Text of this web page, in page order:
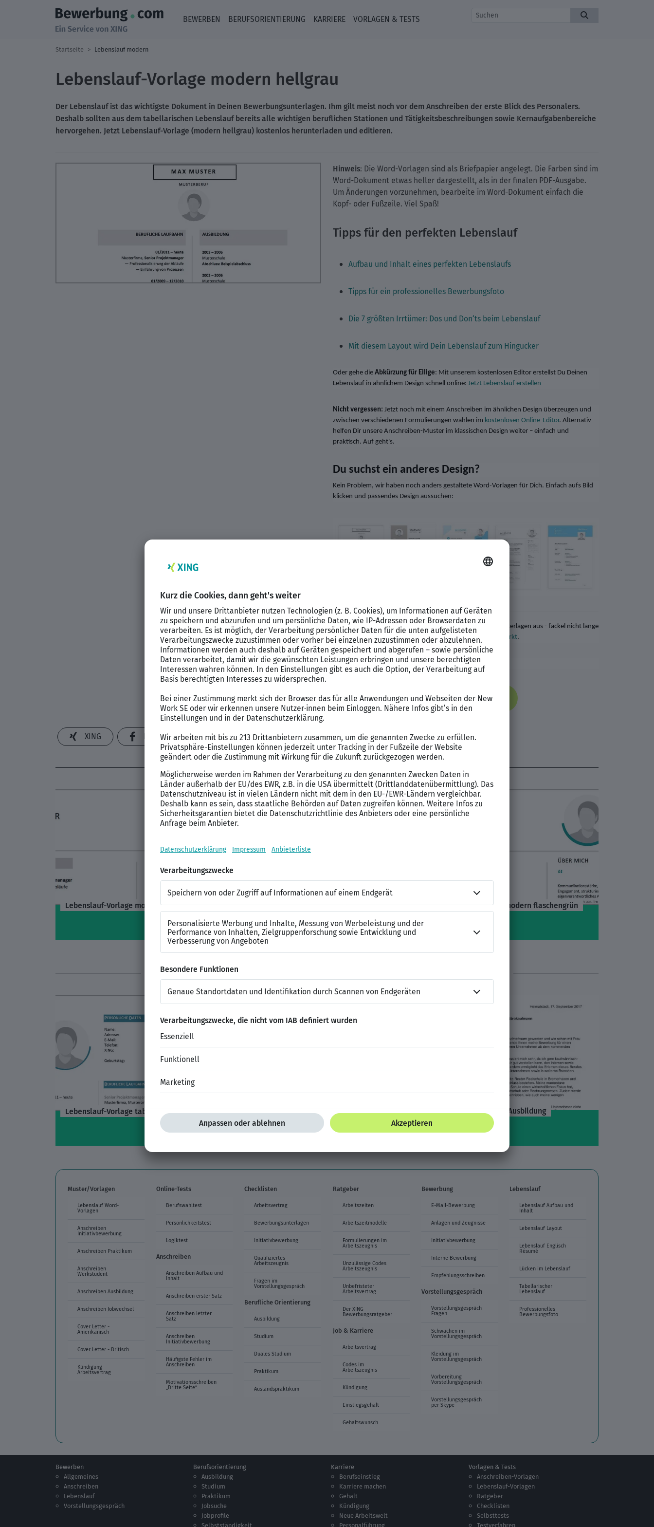
BEWERBEN BERUFSORIENTIERUNG KARRIERE VORLAGEN & TESTS
Startseite Lebenslauf modern
Lebenslauf-Vorlage modern hellgrau
Der Lebenslauf ist das wichtigste Dokument in Deinen Bewerbungsunterlagen. Ihm gilt meist noch vor dem Anschreiben der erste Blick des Personalers.
Deshalb sollten aus dem tabellarischen Lebenslauf bereits alle wichtigen beruflichen Stationen und Tätigkeitsbeschreibungen sowie Kernaufgabenbereiche
hervorgehen. Jetzt Lebenslauf-Vorlage (modern hellgrau) kostenlos herunterladen und editieren.
Hinweis: Die Word-Vorlagen sind als Briefpapier angelegt. Die Farben sind im
Word-Dokument etwas heller dargestellt, als in der finalen PDF-Ausgabe.
Um Änderungen vorzunehmen, bearbeite im Word-Dokument einfach die
Kopf- oder Fußzeile. Viel Spaß!
Tipps für den perfekten Lebenslauf
Aufbau und Inhalt eines perfekten Lebenslaufs
Tipps für ein professionelles Bewerbungsfoto
Die 7 größten Irrtümer: Dos und Don‘ts beim Lebenslauf
Mit diesem Layout wird Dein Lebenslauf zum Hingucker
Oder gehe die Abkürzung für Eilige: Mit unserem kostenlosen Editor erstellst Du Deinen
Lebenslauf in ähnlichem Design schnell online: Jetzt Lebenslauf erstellen
Nicht vergessen: Jetzt noch mit einem Anschreiben im ähnlichen Design überzeugen und
zwischen verschiedenen Formulierungen wählen im kostenlosen Online-Editor. Alternativ
helfen Dir unsere Anschreiben-Muster im klassischen Design weiter – einfach und
praktisch. Auf geht's.
Du suchst ein anderes Design?
Kein Problem, wir haben noch anders gestaltete Word-Vorlagen für Dich. Einfach aufs Bild
klicken und passendes Design aussuchen:
Service-Info:Probiere doch gleich die neuen Bewerbungsunterlagen aus - fackel nicht lange
und suche direkt nach Deinem Traum-Job imXING Stellenmarkt.
Kostenlos registrieren und Datei herunterladen
XING Facebook X / Twitter LinkedIn E-Mail
WEITERE NEWS
Lebenslauf-Vorlage modern grey Lebenslauf-Vorlage modern marine Lebenslauf-Vorlage modern flaschengrün
DAS KÖNNTE DICH AUCH INTERESSIEREN
Lebenslauf-Vorlage tabellarisch türkis Lebenslauf-Vorlage tabellarisch orange Muster-Anschreiben: Ausbildung
Muster/Vorlagen
Lebenslauf Word-
Vorlagen
Anschreiben
Initiativbewerbung
Anschreiben Praktikum
Anschreiben
Werkstudent
Anschreiben Ausbildung
Anschreiben Jobwechsel
Cover Letter -
Amerikanisch
Cover Letter - Britisch
Kündigung
Arbeitsvertrag
Online-Tests
Berufswahltest
Persönlichkeitstest
Logiktest
Anschreiben
Anschreiben Aufbau und
Inhalt
Anschreiben erster Satz
Anschreiben letzter
Satz
Anschreiben
Initiativbewerbung
Häufigste Fehler im
Anschreiben
Motivationsschreiben
„Dritte Seite“
Checklisten
Arbeitsvertrag
Bewerbungsunterlagen
Initiativbewerbung
Qualifiziertes
Arbeitszeugnis
Fragen im
Vorstellungsgespräch
Berufliche Orientierung
Ausbildung
Studium
Duales Studium
Praktikum
Auslandspraktikum
Ratgeber
Arbeitszeiten
Arbeitszeitmodelle
Formulierungen im
Arbeitszeugnis
Unzulässige Codes
Arbeitszeugnis
Unbefristeter
Arbeitsvertrag
Der XING
Bewerbungsratgeber
Job & Karriere
Arbeitsvertrag
Codes im
Arbeitszeugnis
Kündigung
Einstiegsgehalt
Gehaltswunsch
Bewerbung
E-Mail-Bewerbung
Anlagen und Zeugnisse
Initiativbewerbung
Interne Bewerbung
Empfehlungsschreiben
Vorstellungsgespräch
Vorstellungsgespräch
Fragen
Schwächen im
Vorstellungsgespräch
Kleidung im
Vorstellungsgespräch
Vorbereitung
Vorstellungsgespräch
Vorstellungsgespräch
per Skype
Lebenslauf
Lebenslauf Aufbau und
Inhalt
Lebenslauf Layout
Lebenslauf Englisch
Résumé
Lücken im Lebenslauf
Tabellarischer
Lebenslauf
Professionelles
Bewerbungsfoto
Bewerben
Allgemeines
Anschreiben
Lebenslauf
Vorstellungsgespräch
Berufsorientierung
Ausbildung
Studium
Praktikum
Jobsuche
Jobprofile
Karriere
Berufseinstieg
Karriere machen
Gehalt
Kündigung
Neue Arbeitswelt
Vorlagen & Tests
Anschreiben-Vorlagen
Lebenslauf-Vorlagen
Ratgeber
Checklisten
Selbsttests